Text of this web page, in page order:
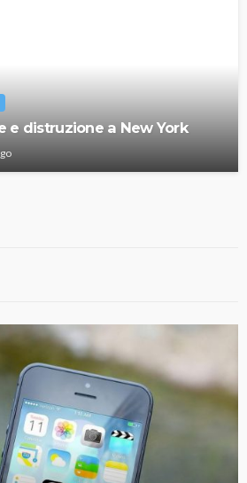
e distruzione a New York